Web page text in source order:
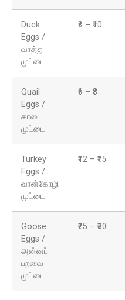
Duck
Eggs /
வாத்து
முட்டை
₹8 – ₹10
Quail
Eggs /
காடை
முட்டை
₹6 – ₹8
Turkey
Eggs /
வான்கோழி
முட்டை
₹12 – ₹15
Goose
Eggs /
அன்னப்
பறவை
முட்டை
₹25 – ₹30